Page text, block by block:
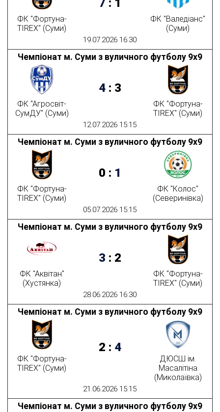
19.07.2026 16:30
ФК "Фортуна-
TIREX" (Суми)
7 : 1
ФК "Валедіанс"
(Суми)
12.07.2026 15:15
Чемпіонат м. Суми з вуличного футболу 9х9
ФК "Агросвіт-
СумДУ" (Суми)
4: 3
ФК "Фортуна-
TIREX" (Суми)
05.07.2026 15:15
Чемпіонат м. Суми з вуличного футболу 9х9
ФК "Фортуна-
TIREX" (Суми)
0 : 1
ФК "Колос"
(Северинівка)
28.06.2026 16:30
Чемпіонат м. Суми з вуличного футболу 9х9
ФК "Аквітан"
(Хустянка)
3 : 2
ФК "Фортуна-
TIREX" (Суми)
21.06.2026 15:15
Чемпіонат м. Суми з вуличного футболу 9х9
ФК "Фортуна-
TIREX" (Суми)
2 : 4
ДЮСШ ім.
Масалітіна
(Миколаївка)
Чемпіонат м. Суми з вуличного футболу 9х9